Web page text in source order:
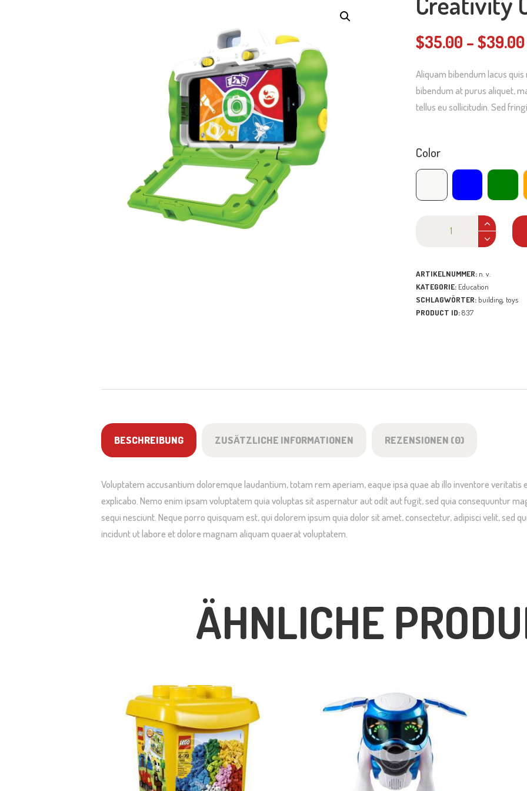
$35.00 –$39.00
Aliquam bibendum lacus
bibendum at purus aliquet,
tellus eu sollicitudin. Sed
Color
ARTIKELNUMMER: n. v.
KATEGORIE: Education
SCHLAGWÖRTER: building, toys
PRODUCT ID:837
BESCHREIBUNG ZUSÄTZLICHE INFORMATIONEN REZENSIONEN (0)
Voluptatem accusantium doloremque laudantium, totam rem aperiam, eaque ipsa quae ab illo inventore veritatis
explicabo. Nemo enim ipsam voluptatem quia voluptas sit aspernatur aut odit aut fugit, sed quia consequuntur
sequi nesciunt. Neque porro quisquam est, qui dolorem ipsum quia dolor sit amet, consectetur, adipisci velit, sed
incidunt ut labore et dolore magnam aliquam quaerat voluptatem.
ÄHNLICHE